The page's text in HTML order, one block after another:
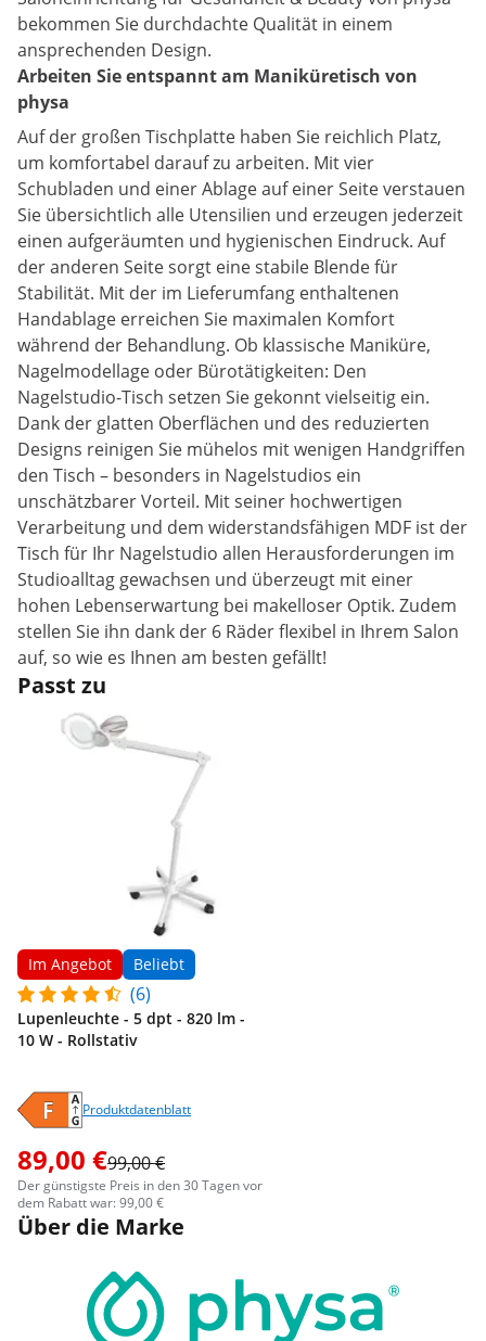
bekommen Sie durchdachte Qualität in einem
ansprechenden Design.
Arbeiten Sie entspannt am Maniküretisch von
physa
Auf der großen Tischplatte haben Sie reichlich Platz,
um komfortabel darauf zu arbeiten. Mit vier
Schubladen und einer Ablage auf einer Seite verstauen
Sie übersichtlich alle Utensilien und erzeugen jederzeit
einen aufgeräumten und hygienischen Eindruck. Auf
der anderen Seite sorgt eine stabile Blende für
Stabilität. Mit der im Lieferumfang enthaltenen
Handablage erreichen Sie maximalen Komfort
während der Behandlung. Ob klassische Maniküre,
Nagelmodellage oder Bürotätigkeiten: Den
Nagelstudio-Tisch setzen Sie gekonnt vielseitig ein.
Dank der glatten Oberflächen und des reduzierten
Designs reinigen Sie mühelos mit wenigen Handgriffen
den Tisch – besonders in Nagelstudios ein
unschätzbarer Vorteil. Mit seiner hochwertigen
Verarbeitung und dem widerstandsfähigen MDF ist der
Tisch für Ihr Nagelstudio allen Herausforderungen im
Studioalltag gewachsen und überzeugt mit einer
hohen Lebenserwartung bei makelloser Optik. Zudem
stellen Sie ihn dank der 6 Räder flexibel in Ihrem Salon
auf, so wie es Ihnen am besten gefällt!
Passt zu
Im Angebot Beliebt
(6)
Lupenleuchte - 5 dpt - 820 lm -
10 W - Rollstativ
Produktdatenblatt
89,00 €99,00 €
Der günstigste Preis in den 30 Tagen vor
dem Rabatt war: 99,00 €
Über die Marke